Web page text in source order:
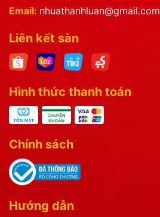
Email: nhuathanhluan@gmail.com
Liên kết sàn
Hình thức thanh toán
Chính sách
Hướng dẫn